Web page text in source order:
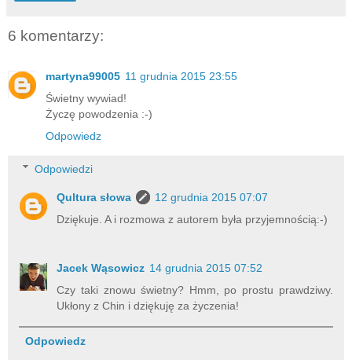
6 komentarzy:
martyna99005 11 grudnia 2015 23:55
Świetny wywiad!
Życzę powodzenia :-)
Odpowiedz
Odpowiedzi
Qultura słowa
12 grudnia 2015 07:07
Dziękuje. A i rozmowa z autorem była przyjemnością:-)
Jacek Wąsowicz 14 grudnia 2015 07:52
Czy taki znowu świetny? Hmm, po prostu prawdziwy.
Ukłony z Chin i dziękuję za życzenia!
Odpowiedz